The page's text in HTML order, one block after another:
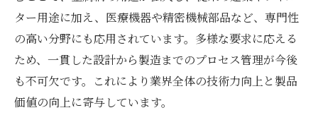
ター用途に加え、医療機器や精密機械部品など、専門性
の高い分野にも応用されています。多様な要求に応える
ため、一貫した設計から製造までのプロセス管理が今後
も不可欠です。これにより業界全体の技術力向上と製品
価値の向上に寄与しています。